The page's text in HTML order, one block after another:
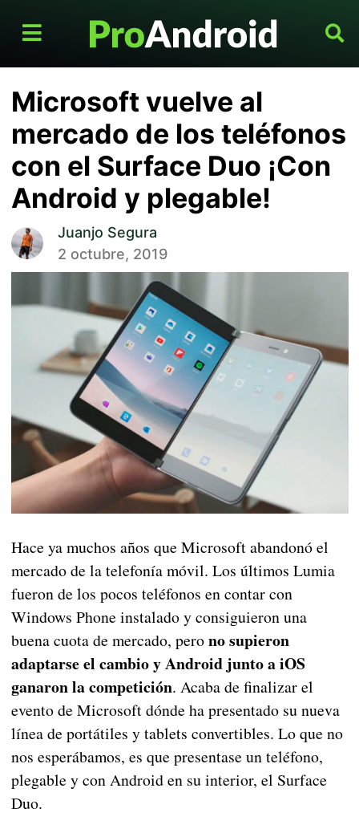
Microsoft vuelve al
mercado de los teléfonos
con el Surface Duo ¡Con
Android y plegable!
Juanjo Segura
2 octubre, 2019
Hace ya muchos años que Microsoft abandonó el
mercado de la telefonía móvil. Los últimos Lumia
fueron de los pocos teléfonos en contar con
Windows Phone instalado y consiguieron una
buena cuota de mercado, perono supieron
adaptarse el cambio y Android junto a iOS
ganaron la competición. Acaba de finalizar el
evento de Microsoft dónde ha presentado su nueva
línea de portátiles y tablets convertibles. Lo que no
nos esperábamos, es que presentase un teléfono,
plegable y con Android en su interior, el Surface
Duo.